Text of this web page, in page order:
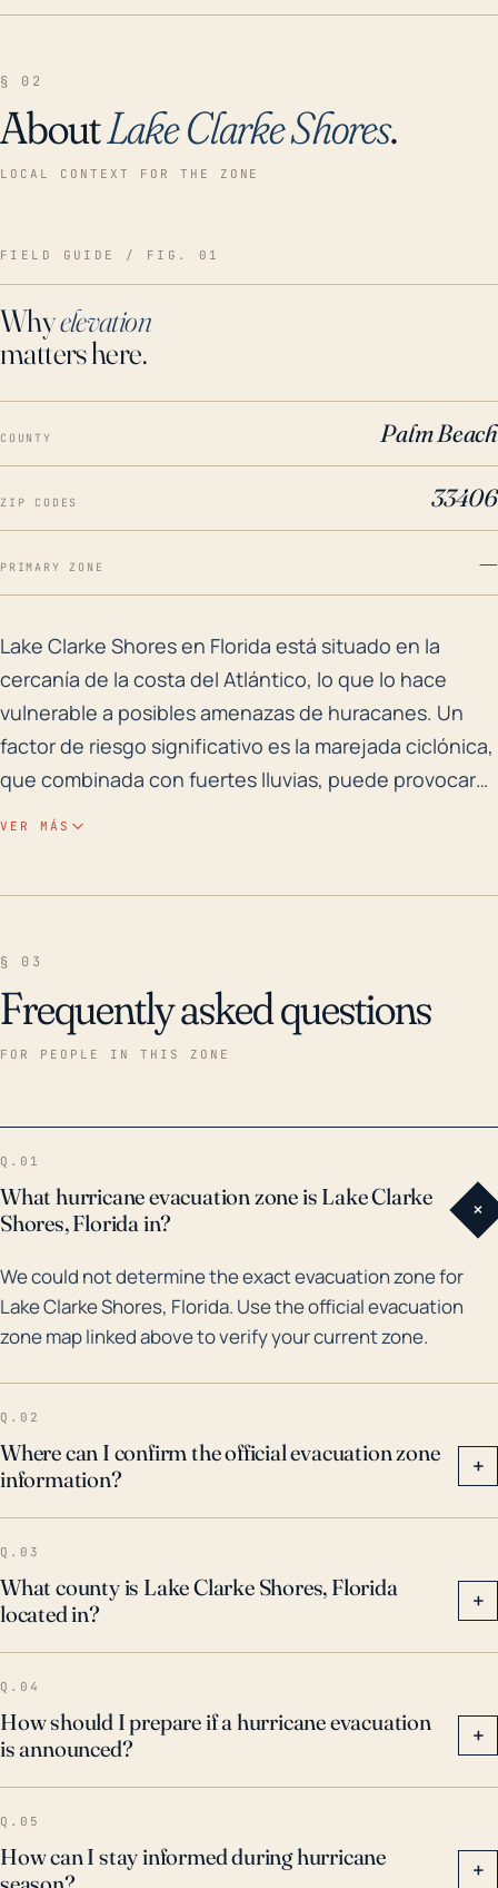
§ 02
AboutLake Clarke Shores.
LOCAL CONTEXT FOR THE ZONE
FIELD GUIDE / FIG. 01
Whyelevation
matters here.
COUNTY Palm Beach
ZIP CODES 33406
PRIMARY ZONE —
Lake Clarke Shores en Florida está situado en la
Lake Clarke Shores en Florida está situado en la
cercanía de la costa del Atlántico, lo que lo hace
vulnerable a posibles amenazas de huracanes. Un
factor de riesgo significativo es la marejada ciclónica,
que combinada con fuertes lluvias, puede provocar
inundaciones destructivas en el área. Como la ciudad
puede contribuir a aumentar los niveles de agua
durante un huracán. Históricamente, Lake Clarke
causando daños considerables. El evento más
notable de los últimos 30 años fue el huracán Irma en
2017. Esta tormenta se clasificó como un huracán de
categoría 4 y provocó inundaciones significativas en
Lake Clarke Shores. Dado el riesgo histórico de
inundación, los residentes deben estar bien
preparados para los procesos de evacuación y
recuperación en futuros eventos de tormentas. Se
recomienda una comprensión profunda del seguro
contra inundaciones, la instalación de
contraventanas para huracanes y el suministro de
emergencia disponibles para la comunidad.
VER MÁS
§ 03
Frequently asked questions
FOR PEOPLE IN THIS ZONE
Q.01
What hurricane evacuation zone is Lake Clarke
Shores, Florida in?
+
We could not determine the exact evacuation zone for
Lake Clarke Shores, Florida. Use the official evacuation
zone map linked above to verify your current zone.
Q.02
Where can I confirm the official evacuation zone
information?
+
Q.03
What county is Lake Clarke Shores, Florida
located in?
+
Q.04
How should I prepare if a hurricane evacuation
is announced?
+
Q.05
How can I stay informed during hurricane
+